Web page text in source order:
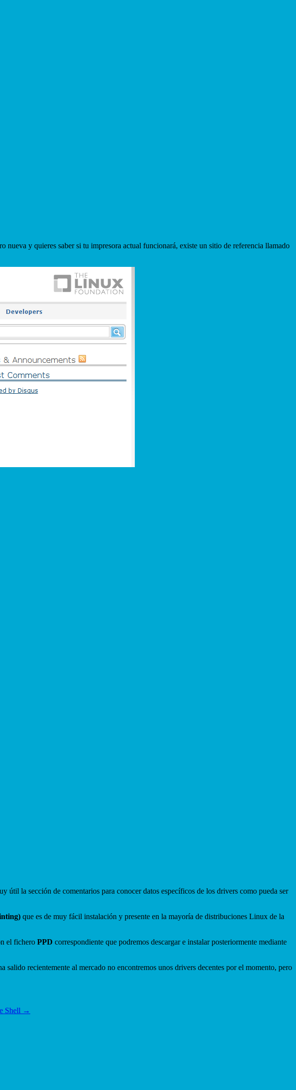
y quieres saber si tu impresora actual funcionará, existe un sitio de referencia llamado
útil la sección de comentarios para conocer datos específicos de los drivers como pueda ser
que es de muy fácil instalación y presente en la mayoría de distribuciones Linux de la
el fichero PPD correspondiente que podremos descargar e instalar posteriormente mediante
salido recientemente al mercado no encontremos unos drivers decentes por el momento, pero
Shell →